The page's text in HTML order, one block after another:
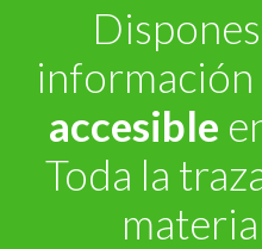
información
accesible
Toda la